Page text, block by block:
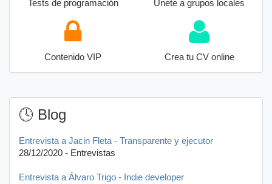
Tests de programación Únete a grupos locales
Contenido VIP Crea tu CV online
🕓 Blog
Entrevista a Jacin Fleta - Transparente y ejecutor
28/12/2020 - Entrevistas
Entrevista a Álvaro Trigo - Indie developer